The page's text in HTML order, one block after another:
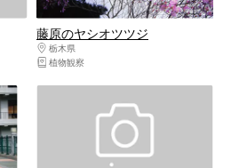
中禅寺湖・今市
藤原のヤシオツツジ
栃木県
植物観察